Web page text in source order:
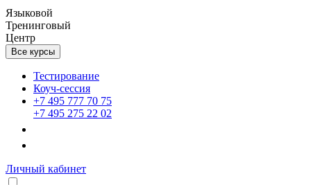
Языковой
Тренинговый
Центр
Все курсы
Тестирование
Коуч-сессия
+7 495 777 70 75
+7 495 275 22 02
Личный кабинет